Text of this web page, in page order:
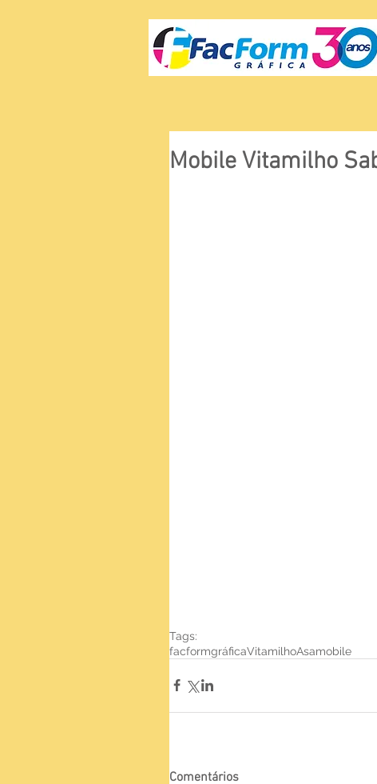
Mobile Vitamilho
Tags:
facformgráficaVitamilhoAsamobile
Comentários